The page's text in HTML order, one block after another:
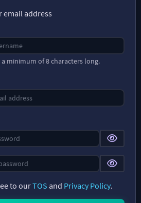
email address
minimum of 8 characters long.
to ourTOS and Privacy Policy.